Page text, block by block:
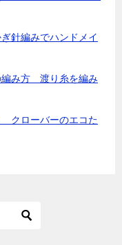
針編みでハンドメイ
編み方 渡り糸を編み
クローバーのエコた